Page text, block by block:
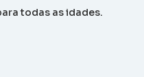
todas as idades.